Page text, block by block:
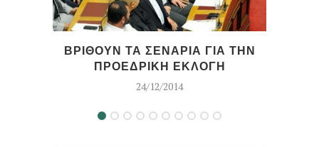
ΒΡΙΘΟΥΝ ΤΑ ΣΕΝΑΡΙΑ ΓΙΑ ΤΗΝ
ΠΡΟΕΔΡΙΚΗ ΕΚΛΟΓΗ
24/12/2014